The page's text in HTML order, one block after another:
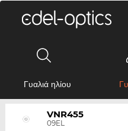
Γυαλιά ηλίου
VNR455
09EL